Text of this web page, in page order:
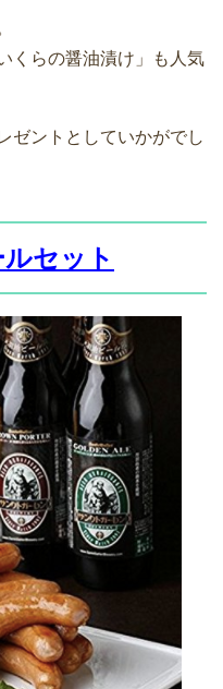
くらの醤油漬け」も人気
ゼントとしていかがでし
セット